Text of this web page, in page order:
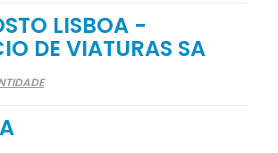
LISBOA -
DE VIATURAS SA